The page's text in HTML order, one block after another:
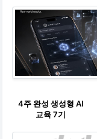
4주 완성 생성형 AI
교육 7기